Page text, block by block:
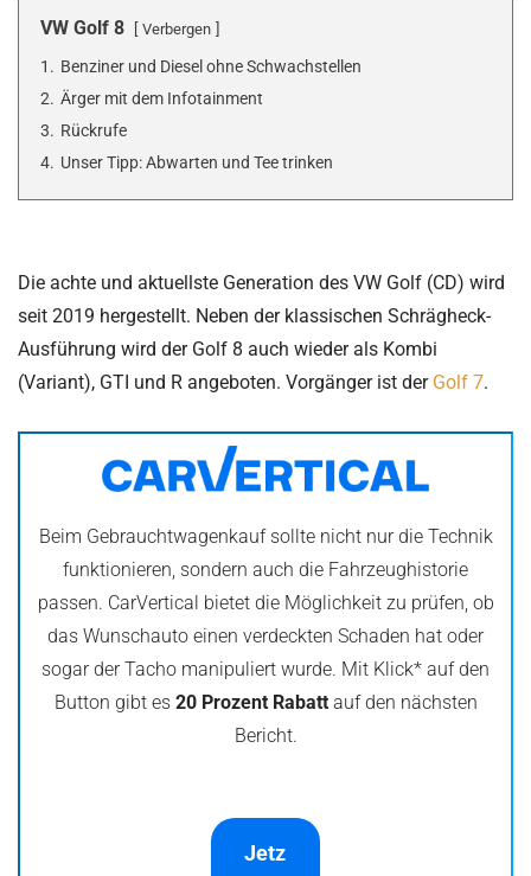
VW Golf 8 Verbergen
1. Benziner und Diesel ohne Schwachstellen
2. Ärger mit dem Infotainment
3. Rückrufe
4. Unser Tipp: Abwarten und Tee trinken
Die achte und aktuellste Generation des VW Golf (CD) wird
seit 2019 hergestellt. Neben der klassischen Schrägheck-
Ausführung wird der Golf 8 auch wieder als Kombi
(Variant), GTI und R angeboten. Vorgänger ist der Golf 7.
Beim Gebrauchtwagenkauf sollte nicht nur die Technik
funktionieren, sondern auch die Fahrzeughistorie
passen. CarVertical bietet die Möglichkeit zu prüfen, ob
das Wunschauto einen verdeckten Schaden hat oder
sogar der Tacho manipuliert wurde. Mit Klick* auf den
Button gibt es 20 Prozent Rabattauf den nächsten
Bericht.
Jetz